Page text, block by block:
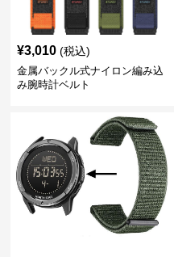
¥3,010 (税込)
金属バックル式ナイロン編み込
み腕時計ベルト